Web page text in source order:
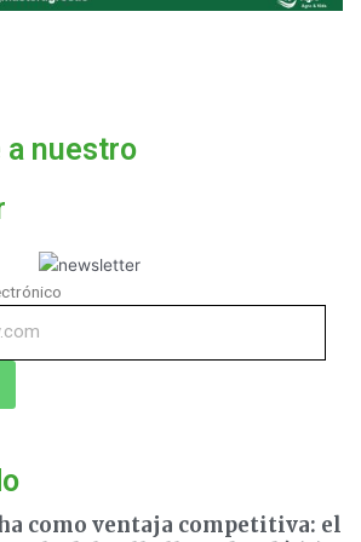
nuestro
como ventaja competitiva: el